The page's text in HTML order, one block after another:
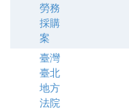
勞務
採購
案
臺灣
臺北
地方
法院